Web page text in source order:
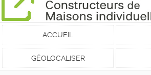
ACCUEIL
GÉOLOCALISER